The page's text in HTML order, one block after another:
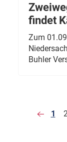
findet
Zum
Buhler
1 2